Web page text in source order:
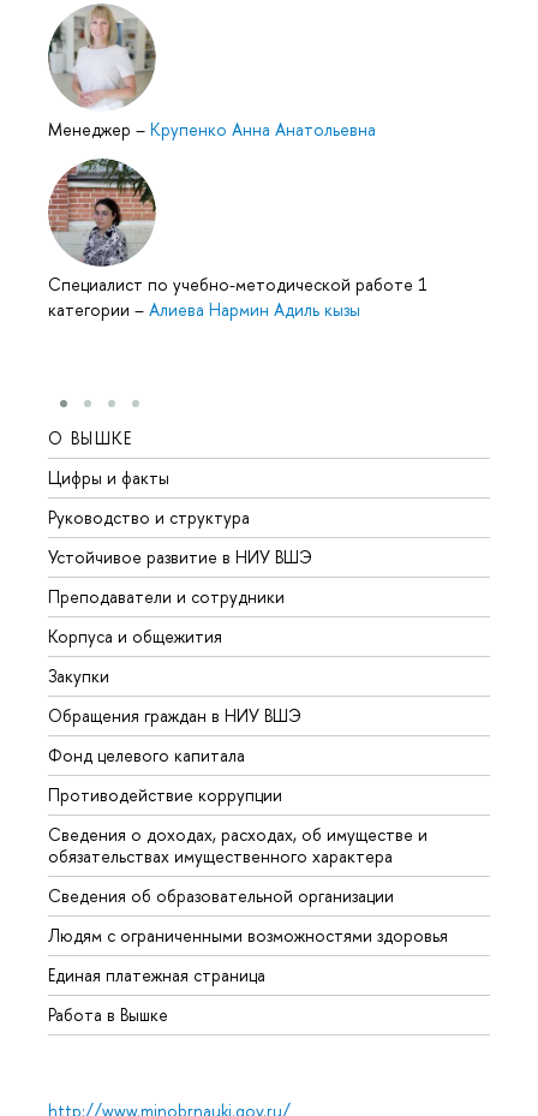
Менеджер – Крупенко Анна Анатольевна
Специалист по учебно-методической работе 1
категории – Алиева Нармин Адиль кызы
О ВЫШКЕ
Цифры и факты
Руководство и структура
Устойчивое развитие в НИУ ВШЭ
Преподаватели и сотрудники
Корпуса и общежития
Закупки
Обращения граждан в НИУ ВШЭ
Фонд целевого капитала
Противодействие коррупции
Сведения о доходах, расходах, об имуществе и
обязательствах имущественного характера
Сведения об образовательной организации
Людям с ограниченными возможностями здоровья
Единая платежная страница
Работа в Вышке
http://www.minobrnauki.gov.ru/